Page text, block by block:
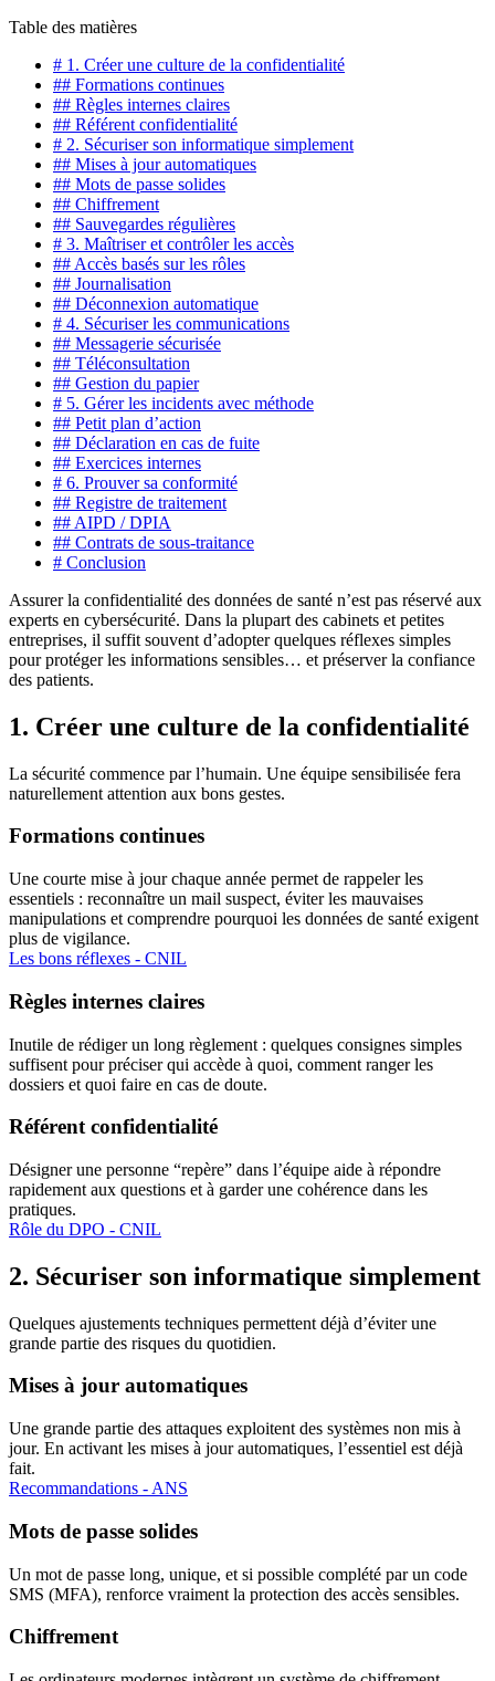
Table des matières
# 1. Créer une culture de la confidentialité
## Formations continues
## Règles internes claires
## Référent confidentialité
# 2. Sécuriser son informatique simplement
## Mises à jour automatiques
## Mots de passe solides
## Chiffrement
## Sauvegardes régulières
# 3. Maîtriser et contrôler les accès
## Accès basés sur les rôles
## Journalisation
## Déconnexion automatique
# 4. Sécuriser les communications
## Messagerie sécurisée
## Téléconsultation
## Gestion du papier
# 5. Gérer les incidents avec méthode
## Petit plan d’action
## Déclaration en cas de fuite
## Exercices internes
# 6. Prouver sa conformité
## Registre de traitement
## AIPD / DPIA
## Contrats de sous-traitance
# Conclusion
Assurer la confidentialité des données de santé n’est pas réservé aux
experts en cybersécurité. Dans la plupart des cabinets et petites
entreprises, il suffit souvent d’adopter quelques réflexes simples
pour protéger les informations sensibles… et préserver la confiance
des patients.
1. Créer une culture de la confidentialité
La sécurité commence par l’humain. Une équipe sensibilisée fera
naturellement attention aux bons gestes.
Formations continues
Une courte mise à jour chaque année permet de rappeler les
essentiels : reconnaître un mail suspect, éviter les mauvaises
manipulations et comprendre pourquoi les données de santé exigent
plus de vigilance.
Les bons réflexes - CNIL
Règles internes claires
Inutile de rédiger un long règlement : quelques consignes simples
suffisent pour préciser qui accède à quoi, comment ranger les
dossiers et quoi faire en cas de doute.
Référent confidentialité
Désigner une personne “repère” dans l’équipe aide à répondre
rapidement aux questions et à garder une cohérence dans les
pratiques.
Rôle du DPO - CNIL
2. Sécuriser son informatique simplement
Quelques ajustements techniques permettent déjà d’éviter une
grande partie des risques du quotidien.
Mises à jour automatiques
Une grande partie des attaques exploitent des systèmes non mis à
jour. En activant les mises à jour automatiques, l’essentiel est déjà
fait.
Recommandations - ANS
Mots de passe solides
Un mot de passe long, unique, et si possible complété par un code
SMS (MFA), renforce vraiment la protection des accès sensibles.
Chiffrement